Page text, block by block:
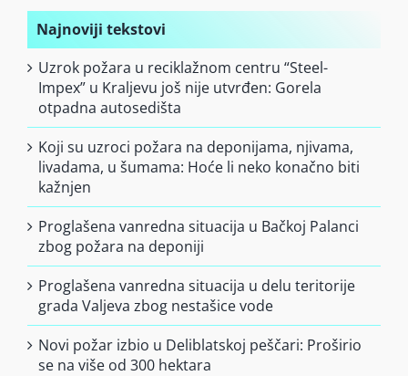
Najnoviji tekstovi
Uzrok požara u reciklažnom centru “Steel-
Impex” u Kraljevu još nije utvrđen: Gorela
otpadna autosedišta
Koji su uzroci požara na deponijama, njivama,
livadama, u šumama: Hoće li neko konačno biti
kažnjen
Proglašena vanredna situacija u Bačkoj Palanci
zbog požara na deponiji
Proglašena vanredna situacija u delu teritorije
grada Valjeva zbog nestašice vode
Novi požar izbio u Deliblatskoj peščari: Proširio
se na više od 300 hektara